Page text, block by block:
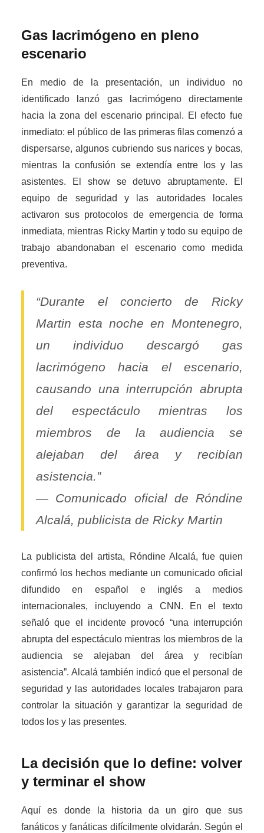
Gas lacrimógeno en pleno
escenario
En medio de la presentación, un individuo no
identificado lanzó gas lacrimógeno directamente
hacia la zona del escenario principal. El efecto fue
inmediato: el público de las primeras filas comenzó a
dispersarse, algunos cubriendo sus narices y bocas,
mientras la confusión se extendía entre los y las
asistentes. El show se detuvo abruptamente. El
equipo de seguridad y las autoridades locales
activaron sus protocolos de emergencia de forma
inmediata, mientras Ricky Martin y todo su equipo de
trabajo abandonaban el escenario como medida
preventiva.
“Durante el concierto de Ricky
Martin esta noche en Montenegro,
un individuo descargó gas
lacrimógeno hacia el escenario,
causando una interrupción abrupta
del espectáculo mientras los
miembros de la audiencia se
alejaban del área y recibían
asistencia.”
— Comunicado oficial de Róndine
Alcalá, publicista de Ricky Martin
La publicista del artista, Róndine Alcalá, fue quien
confirmó los hechos mediante un comunicado oficial
difundido en español e inglés a medios
internacionales, incluyendo a CNN. En el texto
señaló que el incidente provocó “una interrupción
abrupta del espectáculo mientras los miembros de la
audiencia se alejaban del área y recibían
asistencia”. Alcalá también indicó que el personal de
seguridad y las autoridades locales trabajaron para
controlar la situación y garantizar la seguridad de
todos los y las presentes.
La decisión que lo define: volver
y terminar el show
Aquí es donde la historia da un giro que sus
fanáticos y fanáticas difícilmente olvidarán. Según el